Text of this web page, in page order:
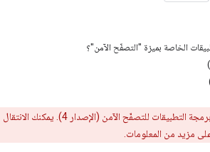
الخاصة بميزة "التصفّح الآمن"؟
تم إيقاف واجهات برمجة التطبيقات للتصفّح الآمن (الإصدار 4). يمكنك الانتقال
مزيد من المعلومات.